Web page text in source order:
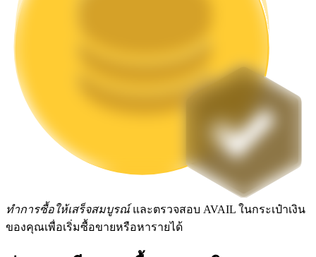
การล็อค BTR
ทำการซื้อให้เสร็จสมบูรณ์และตรวจสอบ AVAIL ในกระเป๋าเงิน
ของคุณเพื่อเริ่มซื้อขายหรือหารายได้